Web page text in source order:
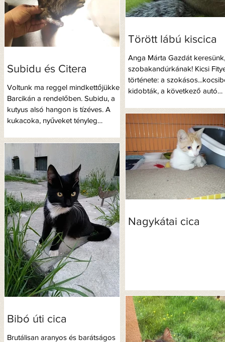
Törött lábú kiscica
Anga Márta Gazdát keresünk,
szobakandúrkának! Kicsi
története: a
kidobták, a következő autó
Subidu és Citera
Voltunk ma reggel mindkettőjükkel
Barcikán a rendelőben. Subidu, a
kutyus alsó hangon is tízéves. A
kukacoka, nyűveket tényleg
Nagykátai cica
Bibó úti cica
Brutálisan aranyos és barátságos